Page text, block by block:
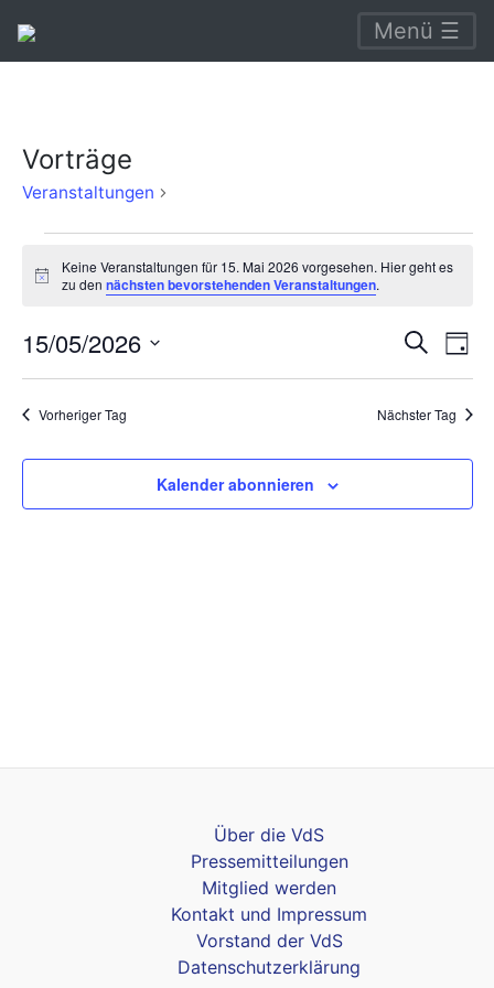
Menü ☰
Vorträge
Veranstaltungen
für
Mai
Hinweis
Keine Veranstaltungen für 15. Mai 2026 vorgesehen. Hier geht es
zu den nächsten bevorstehenden Veranstaltungen.
Suche
und
SucheTag
15/05/2026
Datum
Vorheriger Tag Nächster Tag
Kalender abonnieren
Über die VdS
Pressemitteilungen
Mitglied werden
Kontakt und Impressum
Vorstand der VdS
Datenschutzerklärung